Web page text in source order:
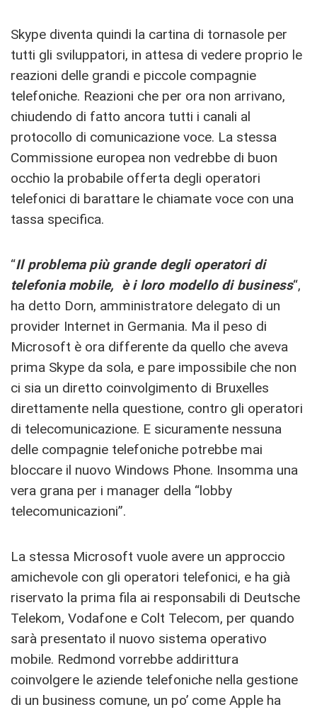
Skype diventa quindi la cartina di tornasole per
tutti gli sviluppatori, in attesa di vedere proprio le
reazioni delle grandi e piccole compagnie
telefoniche. Reazioni che per ora non arrivano,
chiudendo di fatto ancora tutti i canali al
protocollo di comunicazione voce. La stessa
Commissione europea non vedrebbe di buon
occhio la probabile offerta degli operatori
telefonici di barattare le chiamate voce con una
tassa specifica.
“Il problema più grande degli operatori di
telefonia mobile, è i loro modello di business“,
ha detto Dorn, amministratore delegato di un
provider Internet in Germania. Ma il peso di
Microsoft è ora differente da quello che aveva
prima Skype da sola, e pare impossibile che non
ci sia un diretto coinvolgimento di Bruxelles
direttamente nella questione, contro gli operatori
di telecomunicazione. E sicuramente nessuna
delle compagnie telefoniche potrebbe mai
bloccare il nuovo Windows Phone. Insomma una
vera grana per i manager della “lobby
telecomunicazioni”.
La stessa Microsoft vuole avere un approccio
amichevole con gli operatori telefonici, e ha già
riservato la prima fila ai responsabili di Deutsche
Telekom, Vodafone e Colt Telecom, per quando
sarà presentato il nuovo sistema operativo
mobile. Redmond vorrebbe addirittura
coinvolgere le aziende telefoniche nella gestione
di un business comune, un po’ come Apple ha